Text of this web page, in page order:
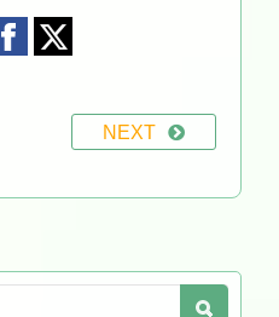
NEXT